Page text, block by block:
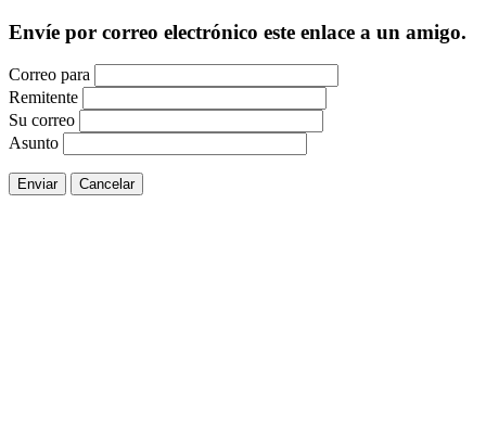
Envíe por correo electrónico este enlace a un amigo.
Correo para
Remitente
Su correo
Asunto